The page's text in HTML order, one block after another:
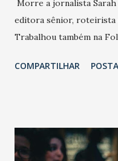
Morre a jornalista Sarah
editora sênior, roteirista
Trabalhou também na
COMPARTILHAR